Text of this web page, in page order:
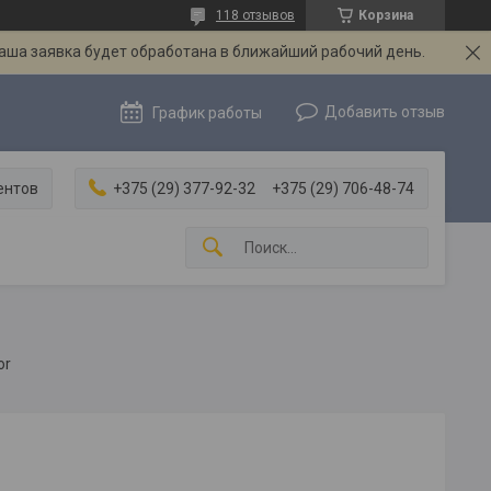
Корзина
118 отзывов
заявка будет обработана в ближайший рабочий день.
График работы Добавить отзыв
+375 (29) 377-92-32 +375 (29) 706-48-74